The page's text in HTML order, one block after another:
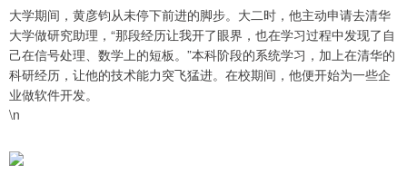
大学期间，黄彦钧从未停下前进的脚步。大二时，他主动申请去清华
大学做研究助理，“那段经历让我开了眼界，也在学习过程中发现了自
己在信号处理、数学上的短板。”本科阶段的系统学习，加上在清华的
科研经历，让他的技术能力突飞猛进。在校期间，他便开始为一些企
业做软件开发。
\n